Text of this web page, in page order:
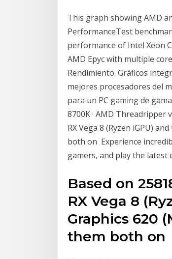
This graph showing AMD
PerformanceTest
performance of Intel Xeon
AMD Epyc with multiple
Rendimiento. Gráficos
mejores procesadores del
para un PC gaming de
8700K · AMD
RX Vega 8 (Ryzen iGPU)
both on Experience
gamers, and play the latest
Based on
RX Vega 8
Graphics 620
them both on